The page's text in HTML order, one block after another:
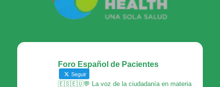
Foro Español de Pacientes
Seguir
🇪🇸🇪🇺💬 La voz de la ciudadanía en materia